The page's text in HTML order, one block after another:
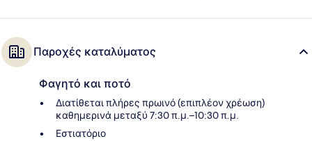
Παροχές καταλύματος
Φαγητό και ποτό
Διατίθεται πλήρες πρωινό (επιπλέον χρέωση)
καθημερινά μεταξύ 7:30 π.μ.–10:30 π.μ.
Εστιατόριο